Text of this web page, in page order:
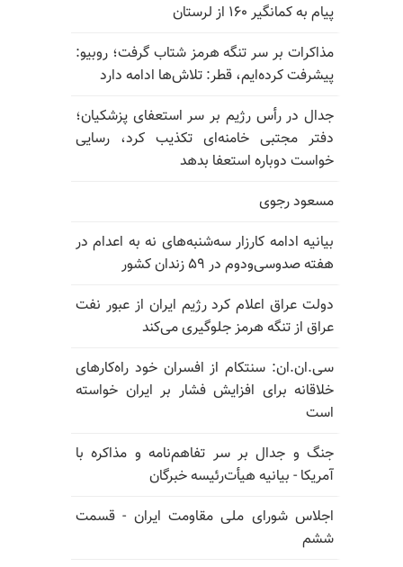
پیام به کمانگیر ۱۶۰ از لرستان
مذاکرات بر سر تنگه هرمز شتاب گرفت؛ روبیو:
پیشرفت کرده‌ایم، قطر: تلاش‌ها ادامه دارد
جدال در رأس رژیم بر سر استعفای پزشکیان؛
دفتر مجتبی خامنه‌ای تکذیب کرد، رسایی
خواست دوباره استعفا بدهد
مسعود رجوی
بیانیه ادامه کارزار سه‌شنبه‌های نه به اعدام در
هفته صدوسی‌و‌دوم در ۵۹ زندان کشور
دولت عراق اعلام کرد رژیم ایران از عبور نفت
عراق از تنگه هرمز جلوگیری می‌کند
سی.ان.ان: سنتکام از افسران خود راه‌کارهای
خلاقانه برای افزایش فشار بر ایران خواسته
است
جنگ و جدال بر سر تفاهم‌نامه و مذاکره با
آمریکا - بیانیه هیأت‌رئیسه خبرگان
اجلاس شورای ملی مقاومت ایران - قسمت
ششم